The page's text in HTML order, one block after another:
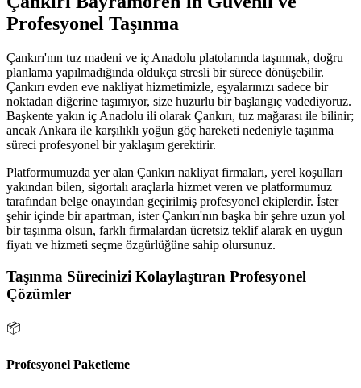
Profesyonel Taşınma
Çankırı'nın tuz madeni ve iç Anadolu platolarında taşınmak, doğru
planlama yapılmadığında oldukça stresli bir sürece dönüşebilir.
Çankırı evden eve nakliyat hizmetimizle, eşyalarınızı sadece bir
noktadan diğerine taşımıyor, size huzurlu bir başlangıç vadediyoruz.
Başkente yakın iç Anadolu ili olarak Çankırı, tuz mağarası ile bilinir;
ancak Ankara ile karşılıklı yoğun göç hareketi nedeniyle taşınma
süreci profesyonel bir yaklaşım gerektirir.
Platformumuzda yer alan Çankırı nakliyat firmaları, yerel koşulları
yakından bilen, sigortalı araçlarla hizmet veren ve platformumuz
tarafından belge onayından geçirilmiş profesyonel ekiplerdir. İster
şehir içinde bir apartman, ister Çankırı'nın başka bir şehre uzun yol
bir taşınma olsun, farklı firmalardan ücretsiz teklif alarak en uygun
fiyatı ve hizmeti seçme özgürlüğüne sahip olursunuz.
Taşınma Sürecinizi Kolaylaştıran Profesyonel
Çözümler
📦
Profesyonel Paketleme